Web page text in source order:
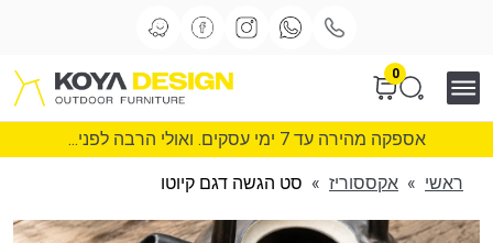
0
אספקה מהירה עד 7 ימי עסקים. ואולי הרבה לפני...
ראשי » אקססוריז » סט הגשה דגם קיוטו